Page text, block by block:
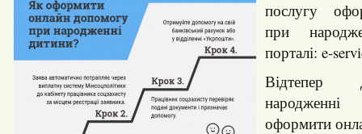
послугу
при
порталі: e-
Відтепер
оформити